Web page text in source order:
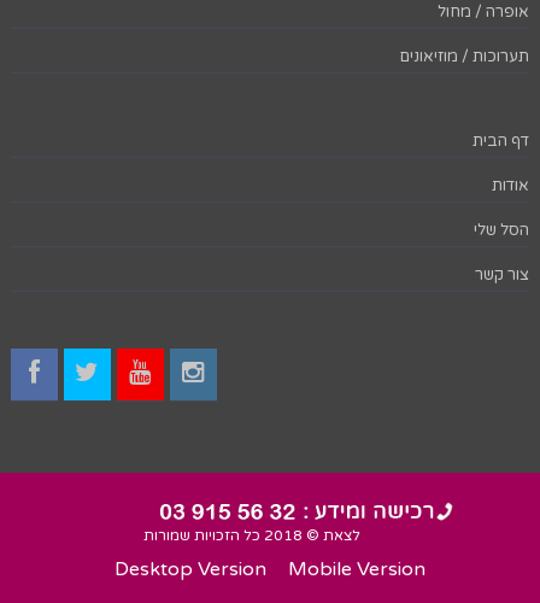
אופרה / מחול
תערוכות / מוזיאונים
דף הבית
אודות
הסל שלי
צור קשר
לצאת © 2018 כל הזכויות שמורות
Desktop Version Mobile Version